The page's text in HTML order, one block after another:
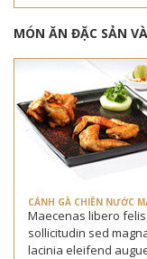
MÓN ĂN ĐẶC SẢN
CÁNH GÀ CHIÊN NƯỚC
Maecenas libero felis,
sollicitudin sed
lacinia eleifend